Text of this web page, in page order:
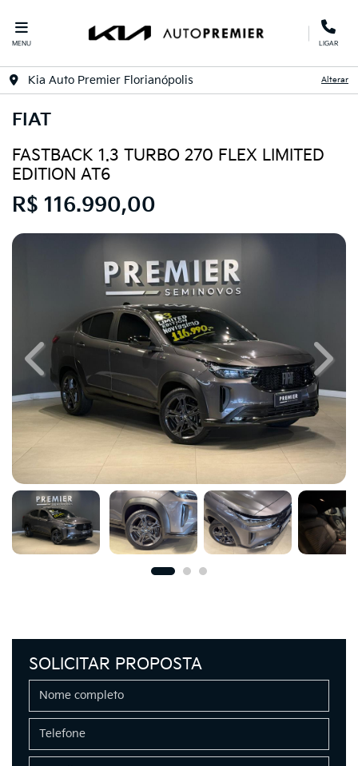
MENU LIGAR
Kia Auto Premier Florianópolis Alterar
FIAT
FASTBACK 1.3 TURBO 270 FLEX LIMITED
EDITION AT6
R$ 116.990,00
Previous Next
SOLICITAR PROPOSTA